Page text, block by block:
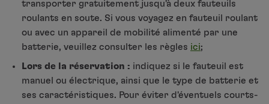
transporter gratuitement jusqu'à deux fauteuils
roulants en soute. Si vous voyagez en fauteuil roulant
ou avec un appareil de mobilité alimenté par une
batterie, veuillez consulter les règles ici;
Lors de la réservation : indiquez si le fauteuil est
manuel ou électrique, ainsi que le type de batterie et
ses caractéristiques. Pour éviter d'éventuels courts-